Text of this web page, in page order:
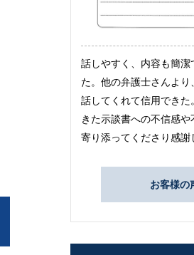
話しやすく、内容も簡潔
た。他の弁護士さんよ
話してくれて信用でき
きた示談書への不信感
寄り添ってくださり感謝
お客様の